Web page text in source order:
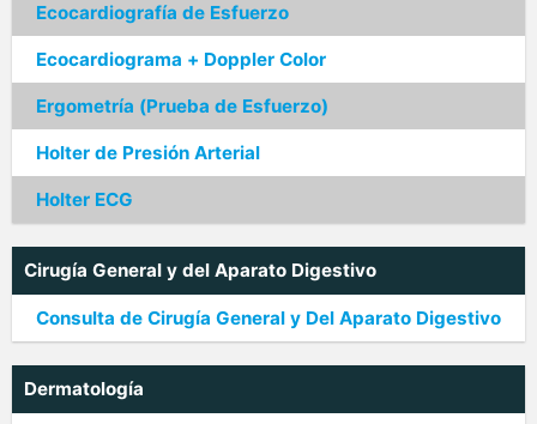
Ecocardiografía de Esfuerzo
Ecocardiograma + Doppler Color
Ergometría (Prueba de Esfuerzo)
Holter de Presión Arterial
Holter ECG
Cirugía General y del Aparato Digestivo
Consulta de Cirugía General y Del Aparato Digestivo
Dermatología